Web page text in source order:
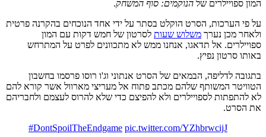
המון ספויילרים של הנוקמים: סוף המשחק.
על פי הערכות, הסרט הוקלט בסתר על ידי אחד הנוכחים בהקרנה פרטית
ולאחר מכן נערך משלוש שעות לסרטון של חמש דקות עם המון
ספויילרים. אל תדאגו, אנחנו ממש לא מתכוונים לפרט על המתרחש
באותו סרטון נפיץ.
בתגובה לדליפה, הבמאים של הסרט אנתוני וג'ו רוסו פרסמו בחשבון
הטוויטר המשותף שלהם מכתב פתוח אל מעריצי מארוול אשר קורא להם
לא להתפתות לספויילרים ולא להפיצם כדי שלא להרוס לעצמם ולחבריהם
את הסרט.
#DontSpoilTheEndgame pic.twitter.com/YZhbrwcijJ